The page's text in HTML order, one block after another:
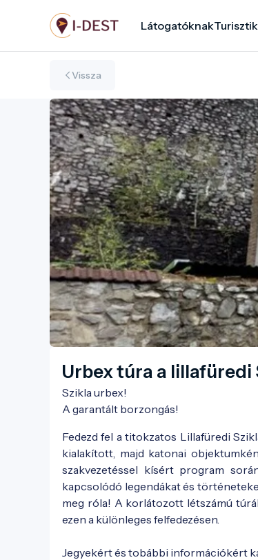
tartalomra
Látogatóknak
Vissza
Urbex túra a lillafüredi
Szikla urbex!
A garantált borzongás!
Fedezd fel a titokzatos Lillafüredi
kialakított, majd katonai
szakvezetéssel kísért program
kapcsolódó legendákat és
meg róla! A korlátozott létszámú
ezen a különleges felfedezésen.
Jegyekért és tobábbi információkért